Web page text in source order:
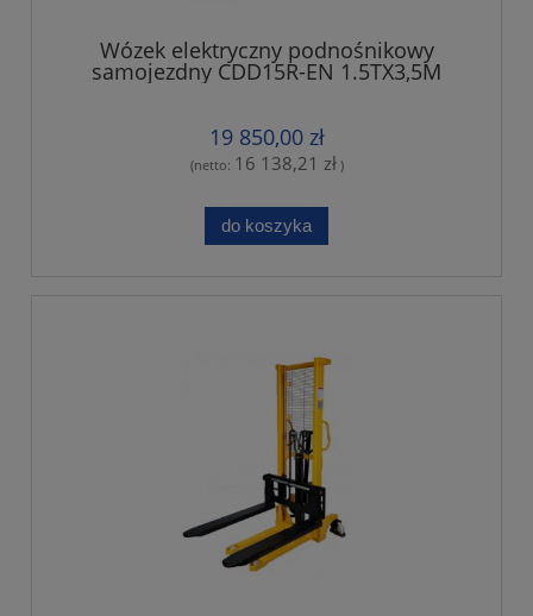
Wózek elektryczny podnośnikowy
samojezdny CDD15R-EN 1.5TX3,5M
regulowane widły,Li-ion bateria
19 850,00 zł
(netto: 16 138,21 zł)
do koszyka